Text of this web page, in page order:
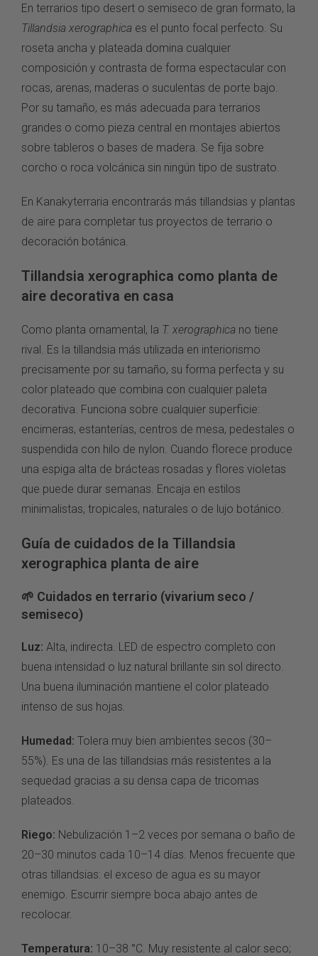
En terrarios tipo desert o semiseco de gran formato, la
Tillandsia xerographica es el punto focal perfecto. Su
roseta ancha y plateada domina cualquier
composición y contrasta de forma espectacular con
rocas, arenas, maderas o suculentas de porte bajo.
Por su tamaño, es más adecuada para terrarios
grandes o como pieza central en montajes abiertos
sobre tableros o bases de madera. Se fija sobre
corcho o roca volcánica sin ningún tipo de sustrato.
En Kanakyterraria encontrarás más tillandsias y plantas
de aire para completar tus proyectos de terrario o
decoración botánica.
Tillandsia xerographica como planta de
aire decorativa en casa
Como planta ornamental, la T. xerographica no tiene
rival. Es la tillandsia más utilizada en interiorismo
precisamente por su tamaño, su forma perfecta y su
color plateado que combina con cualquier paleta
decorativa. Funciona sobre cualquier superficie:
encimeras, estanterías, centros de mesa, pedestales o
suspendida con hilo de nylon. Cuando florece produce
una espiga alta de brácteas rosadas y flores violetas
que puede durar semanas. Encaja en estilos
minimalistas, tropicales, naturales o de lujo botánico.
Guía de cuidados de la Tillandsia
xerographica planta de aire
🌱 Cuidados en terrario (vivarium seco /
semiseco)
Luz: Alta, indirecta. LED de espectro completo con
buena intensidad o luz natural brillante sin sol directo.
Una buena iluminación mantiene el color plateado
intenso de sus hojas.
Humedad: Tolera muy bien ambientes secos (30–
55%). Es una de las tillandsias más resistentes a la
sequedad gracias a su densa capa de tricomas
plateados.
Riego: Nebulización 1–2 veces por semana o baño de
20–30 minutos cada 10–14 días. Menos frecuente que
otras tillandsias: el exceso de agua es su mayor
enemigo. Escurrir siempre boca abajo antes de
recolocar.
Temperatura: 10–38 °C. Muy resistente al calor seco;